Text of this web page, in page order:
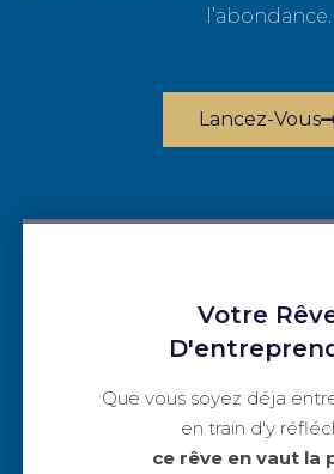
l’abondance.
Lancez-Vous
Votre
Que vous soyez déja
en train d'y
ce rêve en vaut la